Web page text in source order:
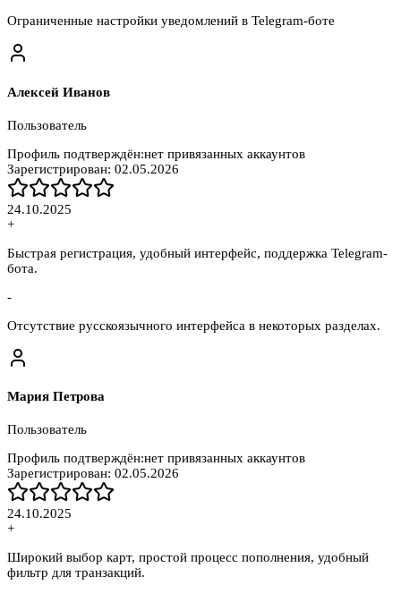
Ограниченные настройки уведомлений в Telegram-боте
Алексей Иванов
Пользователь
Профиль подтверждён:нет привязанных аккаунтов
Зарегистрирован: 02.05.2026
24.10.2025
+
Быстрая регистрация, удобный интерфейс, поддержка Telegram-
бота.
-
Отсутствие русскоязычного интерфейса в некоторых разделах.
Мария Петрова
Пользователь
Профиль подтверждён:нет привязанных аккаунтов
Зарегистрирован: 02.05.2026
24.10.2025
+
Широкий выбор карт, простой процесс пополнения, удобный
фильтр для транзакций.